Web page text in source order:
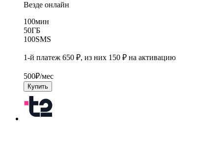
Везде онлайн
100мин
50ГБ
100SMS
1-й платеж 650 ₽, из них 150 ₽ на активацию
500₽/мес
Купить